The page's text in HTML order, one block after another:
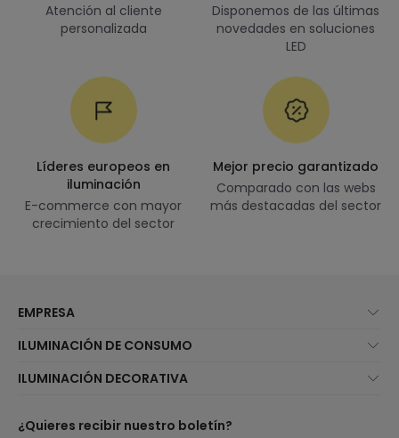
Atención al cliente
personalizada
Disponemos de las últimas
novedades en soluciones
LED
Líderes europeos en
iluminación
E-commerce con mayor
crecimiento del sector
Mejor precio garantizado
Comparado con las webs
más destacadas del sector
EMPRESA
Atención al cliente
Métodos de envío
¿Eres profesional?
ILUMINACIÓN DE CONSUMO
Marcas
ILUMINACIÓN DECORATIVA
Top Marcas
¿Quieres recibir nuestro boletín?